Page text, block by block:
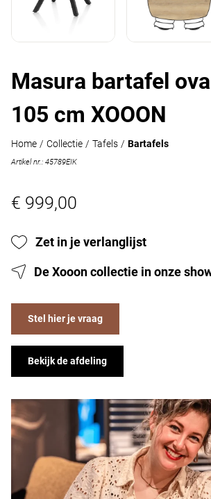
Masura bartafel
105 cm XOOON
Home / Collectie / Tafels / Bartafels
Artikel nr.: 45789EIK
€ 999,00
Zet in je verlanglijst
De Xooon collectie in onze
Stel hier je vraag
Bekijk de afdeling